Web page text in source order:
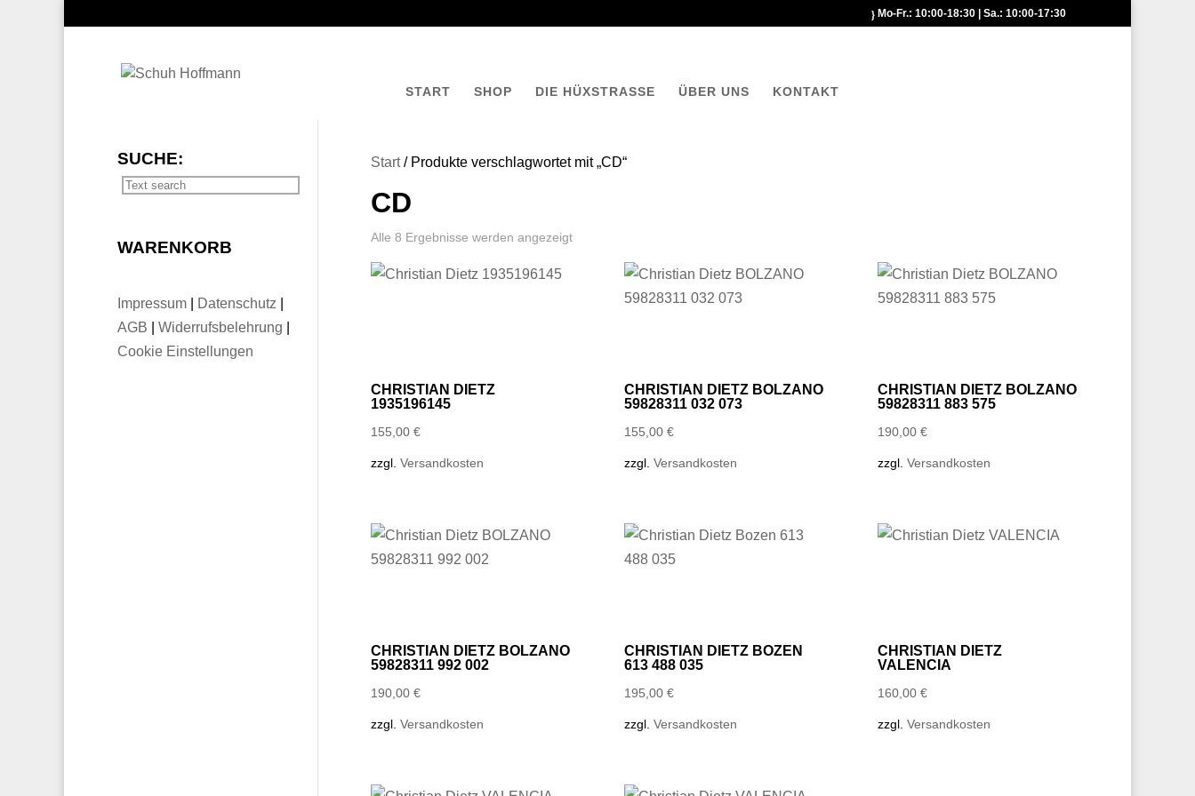
Mo-Fr.: 10:00-18:30 | Sa.: 10:00-17:30
START SHOP DIE HÜXSTRASSE ÜBER UNS KONTAKT
Start/ Produkte verschlagwortet mit „CD“
CD
Alle 8 Ergebnisse werden angezeigt
CHRISTIAN DIETZ
1935196145
155,00 €
zzgl. Versandkosten
CHRISTIAN DIETZ BOLZANO
59828311 032 073
155,00 €
zzgl. Versandkosten
CHRISTIAN DIETZ BOLZANO
59828311 883 575
190,00 €
zzgl. Versandkosten
CHRISTIAN DIETZ BOLZANO
59828311 992 002
190,00 €
zzgl. Versandkosten
CHRISTIAN DIETZ BOZEN
613 488 035
195,00 €
zzgl. Versandkosten
CHRISTIAN DIETZ
VALENCIA
160,00 €
zzgl. Versandkosten
SUCHE:
WARENKORB
Impressum Datenschutz
AGB
Widerrufsbelehrung
Cookie Einstellungen